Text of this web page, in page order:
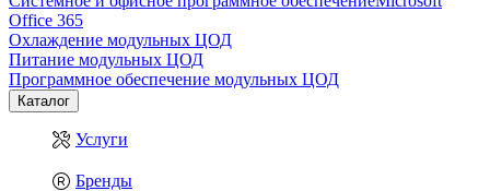
Office 365
Охлаждение модульных ЦОД
Питание модульных ЦОД
Программное обеспечение модульных ЦОД
Каталог
Услуги
Бренды